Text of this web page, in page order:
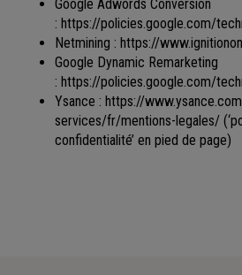
Google Adwords Conversion
: https://policies.google.com/
Netmining : https://
Google Dynamic Remarketing
: https://policies.google.com/
Ysance : https://
services/fr/mentions-legales/
confidentialité’ en pied de page)